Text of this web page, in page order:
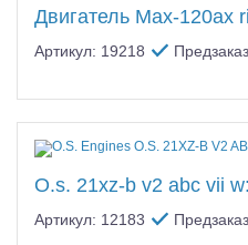
Двигатель Max-120ax
Артикул: 19218 Предзаказ
O.s. 21xz-b v2 abc vii
Артикул: 12183 Предзаказ